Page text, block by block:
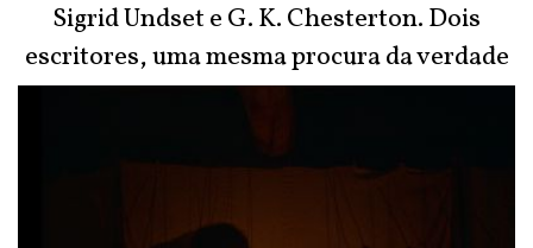
Sigrid Undset e G. K. Chesterton. Dois
escritores, uma mesma procura da verdade